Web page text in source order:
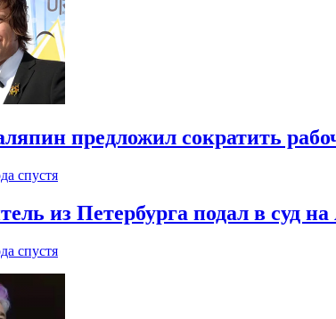
предложил сократить
спустя
из Петербурга подал в суд
спустя